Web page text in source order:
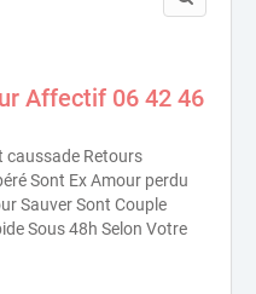
Affectif 06 42 46
caussade Retours
Sont Ex Amour perdu
Sauver Sont Couple
Sous 48h Selon Votre